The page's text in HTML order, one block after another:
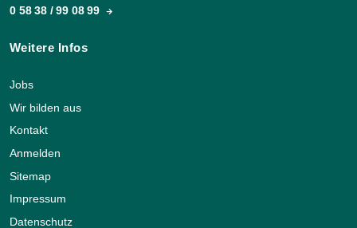
0 58 38 / 99 08 99
Weitere Infos
Jobs
Wir bilden aus
Kontakt
Anmelden
Sitemap
Impressum
Datenschutz